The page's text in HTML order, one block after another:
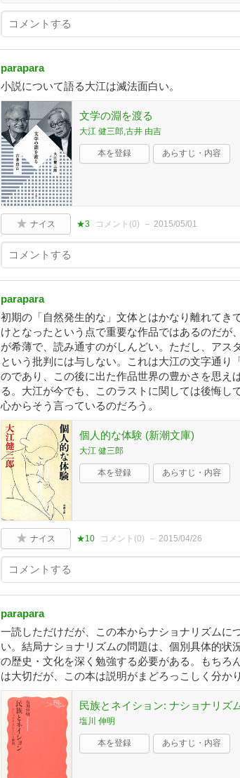
parapara
小説について語る大江は滅法面白い。
文学の淵を渡る
大江 健三郎,古井 由吉
本を登録 あらすじ・内容
ナイス ★3 コメント(0) 2015/05/01
parapara
初期の「自然発生的な」文体とはかなり離れてき
けとなったという点で重要な作品ではあるのだが
が希薄で、読み通すのがしんどい。ただし、アス
という批判には与しない。これは大江の文字通り
のであり、この後に出た作品世界の豊かさを思え
る。大江が今でも、このラストに関しては後悔し
心からそう言っているのだろう。
個人的な体験 (新潮文庫)
大江 健三郎
本を登録 あらすじ・内容
ナイス ★10 コメント(0) 2015/04/26
parapara
一読しただけだが、この本からナショナリズムに
い。結局ナショナリズムの問題は、個別具体的状
の歴史・文化を深く勉強する必要がある。もちろ
は大切だが、この本は説明がまどろっこしく分か
民族とネイション: ナショナリズ
塩川 伸明
本を登録 あらすじ・内容